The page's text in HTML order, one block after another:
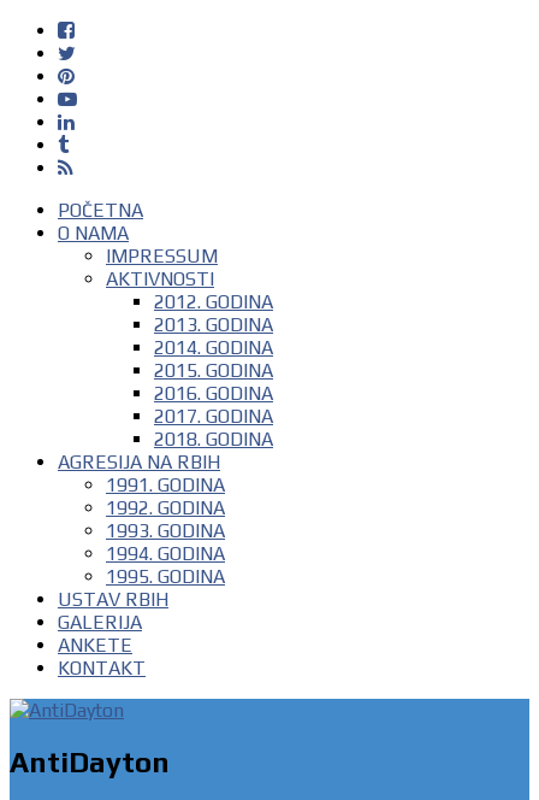
POČETNA
O NAMA
IMPRESSUM
AKTIVNOSTI
2012. GODINA
2013. GODINA
2014. GODINA
2015. GODINA
2016. GODINA
2017. GODINA
2018. GODINA
AGRESIJA NA RBIH
1991. GODINA
1992. GODINA
1993. GODINA
1994. GODINA
1995. GODINA
USTAV RBIH
GALERIJA
ANKETE
KONTAKT
AntiDayton